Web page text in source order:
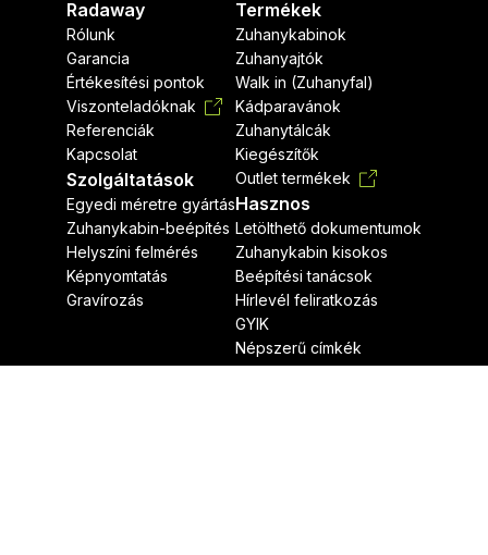
Radaway
Rólunk
Garancia
Értékesítési pontok
Viszonteladóknak
Referenciák
Kapcsolat
Szolgáltatások
Egyedi méretre gyártás
Zuhanykabin-beépítés
Helyszíni felmérés
Képnyomtatás
Gravírozás
Termékek
Zuhanykabinok
Zuhanyajtók
Walk in (Zuhanyfal)
Kádparavánok
Zuhanytálcák
Kiegészítők
Outlet termékek
Hasznos
Letölthető dokumentumok
Zuhanykabin kisokos
Beépítési tanácsok
Hírlevél feliratkozás
GYIK
Népszerű címkék